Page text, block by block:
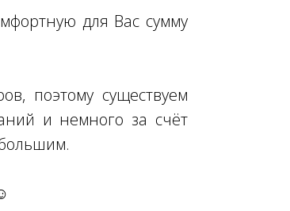
для Вас сумму
поэтому существуем
и немного за счёт